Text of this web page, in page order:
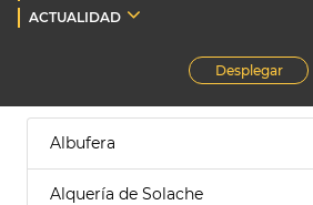
ACTUALIDAD
Desplegar
Albufera
Alquería de Solache